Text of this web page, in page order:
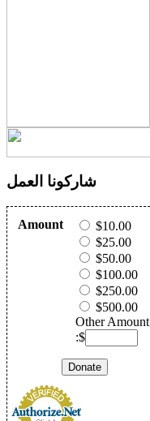
شاركونا العمل
Amount
$10.00
$25.00
$50.00
$100.00
$250.00
$500.00
Other Amount
:$